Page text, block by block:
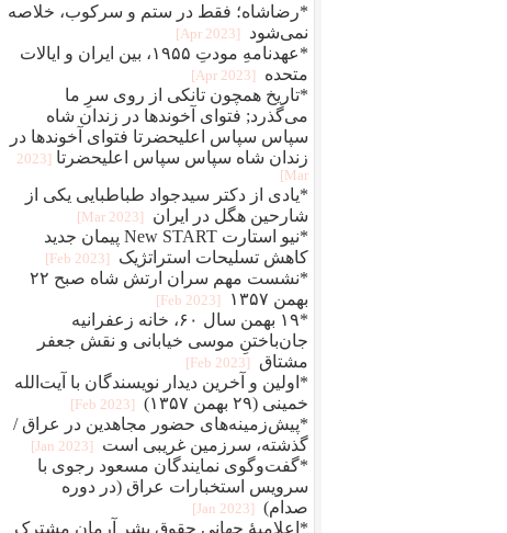
*رضاشاه؛ فقط در ستم و سرکوب، خلاصه
نمی‌شود
[2023 Apr]
*عهدنامهِ مودتِ ۱۹۵۵، بین ایران و ایالات
متحده
[2023 Apr]
*تاریخ همچون تانکی از روی سرِ ما
می‌گذرد; فتوای آخوندها در زندان شاه
سپاس سپاس اعلیحضرتا فتوای آخوندها در
زندان شاه سپاس سپاس اعلیحضرتا
[2023
Mar]
*یادی از دکتر سیدجواد طباطبایی یکی از
شارحین هگل در ایران
[2023 Mar]
*نیو استارت New START پیمان جدید
کاهش تسلیحات استراتژیک
[2023 Feb]
*نشست مهم سران ارتش شاه صبح ۲۲
بهمن ۱۳۵۷
[2023 Feb]
*۱۹ بهمن سال ۶۰، خانه زعفرانیه
جان‌باختنِ موسی خیابانی و نقش جعفر
مشتاق
[2023 Feb]
*اولین و آخرین دیدار نویسندگان با آیت‌الله
خمینی (۲۹ بهمن ۱۳۵۷)
[2023 Feb]
*پیش‌زمینه‌های حضور مجاهدین در عراق /
گذشته، سرزمین غریبی است
[2023 Jan]
*گفت‌وگوی نمایندگان مسعود رجوی با
سرویس استخبارات عراق (در دوره
صدام)
[2023 Jan]
*اعلامیهٔ جهانی حقوق بشر آرمان مشترک